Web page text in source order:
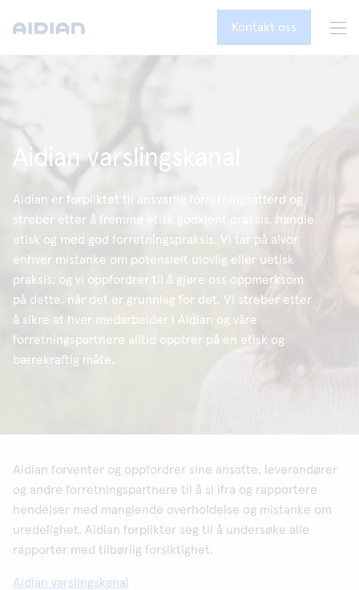
Kontakt oss
Aidian varslingskanal
Aidian er forpliktet til ansvarlig forretningsatferd og
streber etter å fremme etisk godkjent praksis, handle
etisk og med god forretningspraksis. Vi tar på alvor
enhver mistanke om potensielt ulovlig eller uetisk
praksis, og vi oppfordrer til å gjøre oss oppmerksom
på dette, når det er grunnlag for det. Vi streber etter
å sikre at hver medarbeider i Aidian og våre
forretningspartnere alltid opptrer på en etisk og
bærekraftig måte.
Aidian forventer og oppfordrer sine ansatte, leverandører
og andre forretningspartnere til å si ifra og rapportere
hendelser med manglende overholdelse og mistanke om
uredelighet. Aidian forplikter seg til å undersøke alle
rapporter med tilbørlig forsiktighet.
Aidian varslingskanal